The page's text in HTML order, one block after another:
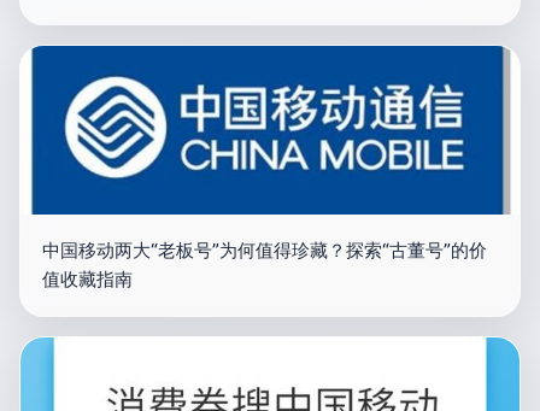
中国移动两大“老板号”为何值得珍藏？探索“古董号”的价
值收藏指南